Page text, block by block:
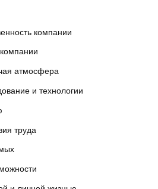
компании
атмосфера
и технологии
труда